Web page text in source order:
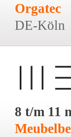
Orgatec
DE-Köln
8 t/m 11